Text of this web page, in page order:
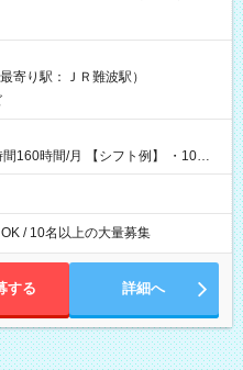
仕事後はコンビニATMから 日払
寄り駅：ＪＲ難波駅）
シフト例】 ・10：
/ 10名以上の大量募集
する 詳細へ